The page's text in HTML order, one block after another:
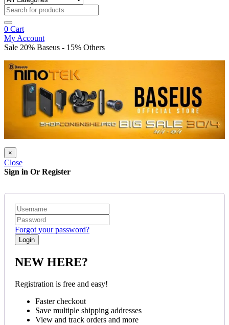
0 Cart
My Account
Sale 20% Baseus - 15% Others
×
Close
Sign in Or Register
Forgot your password?
NEW HERE?
Registration is free and easy!
Faster checkout
Save multiple shipping addresses
View and track orders and more